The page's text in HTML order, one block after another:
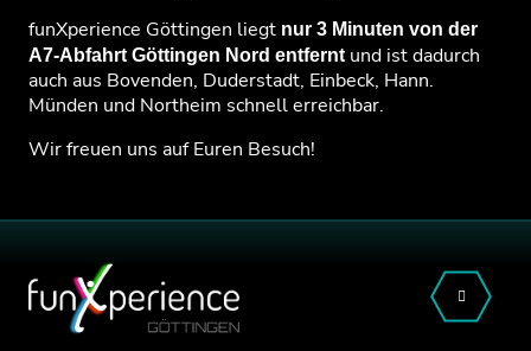
funXperience Göttingen liegt nur 3 Minuten von der
A7-Abfahrt Göttingen Nord entferntund ist dadurch
auch aus Bovenden, Duderstadt, Einbeck, Hann.
Münden und Northeim schnell erreichbar.
Wir freuen uns auf Euren Besuch!